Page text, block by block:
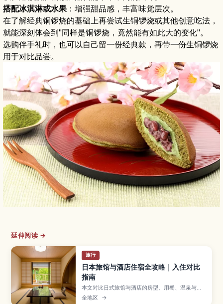
搭配冰淇淋或水果：增强甜品感，丰富味觉层次。
在了解经典铜锣烧的基础上再尝试生铜锣烧或其他创意吃法，
就能深刻体会到"同样是铜锣烧，竟然能有如此大的变化"。
选购伴手礼时，也可以自己留一份经典款，再带一份生铜锣烧
用于对比品尝。
延伸阅读 →
旅行
日本旅馆与酒店住宿全攻略｜入住对比
指南
本文对比日式旅馆与酒店的房型、用餐、温泉与住
宿规则差异，帮助你按行程与需求选对住宿。
全地区 →